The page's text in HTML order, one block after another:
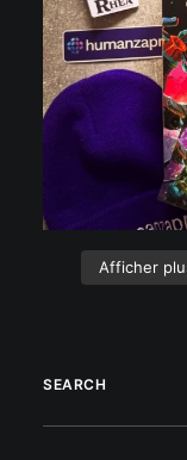
Afficher
SEARCH